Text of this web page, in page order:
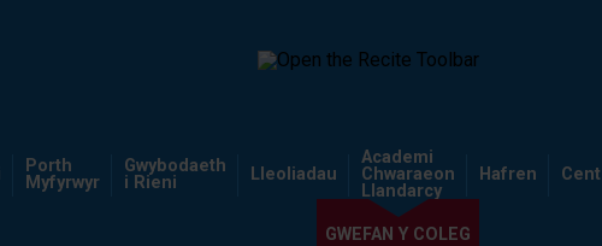
Porth
Myfyrwyr
Gwybodaeth
i Rieni
Lleoliadau
Academi
Chwaraeon
Llandarcy
Hafren
GWEFAN Y COLEG